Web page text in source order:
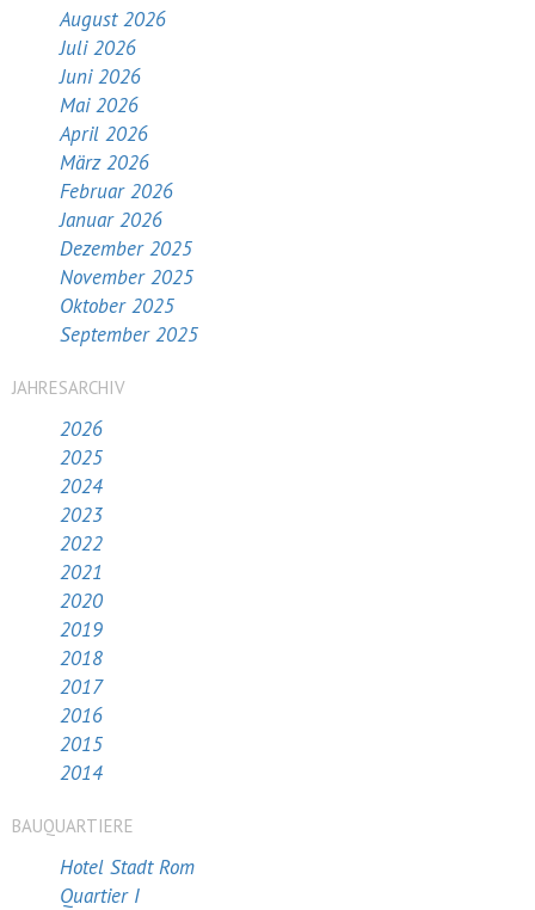
August 2026
Juli 2026
Juni 2026
Mai 2026
April 2026
März 2026
Februar 2026
Januar 2026
Dezember 2025
November 2025
Oktober 2025
September 2025
JAHRESARCHIV
2026
2025
2024
2023
2022
2021
2020
2019
2018
2017
2016
2015
2014
BAUQUARTIERE
Hotel Stadt Rom
Quartier I